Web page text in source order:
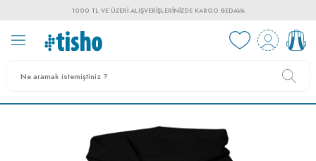
1000 TL VE ÜZERI ALIŞVERIŞLERINIZDE KARGO BEDAVA